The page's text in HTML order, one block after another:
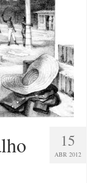
15
ABR 2012